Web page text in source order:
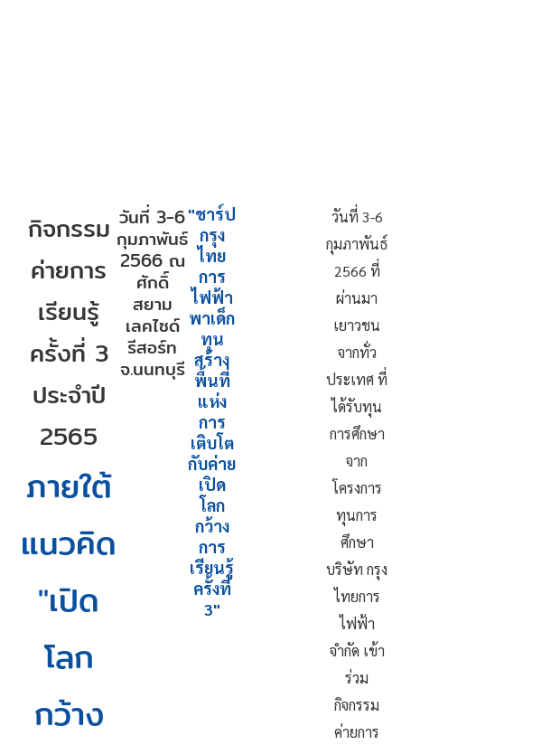
กิจกรรม
ค่ายการ
เรียนรู้
ครั้งที่ 3
ประจำปี
2565
ภายใต้
แนวคิด
"เปิด
โลก
กว้าง
วันที่ 3-6
กุมภาพันธ์
2566 ณ
ศักดิ์
สยาม
เลคไซด์
รีสอร์ท
จ.นนทบุรี
"ชาร์ป
กรุง
ไทย
การ
ไฟฟ้า
พาเด็ก
ทุน
สร้าง
พื้นที่
แห่ง
การ
เติบโต
กับค่าย
เปิด
โลก
กว้าง
การ
เรียนรู้
ครั้งที่
3"
วันที่ 3-6
กุมภาพันธ์
2566 ที่
ผ่านมา
เยาวชน
จากทั่ว
ประเทศ ที่
ได้รับทุน
การศึกษา
จาก
โครงการ
ทุนการ
ศึกษา
บริษัท กรุง
ไทยการ
ไฟฟ้า
จำกัด เข้า
ร่วม
กิจกรรม
ค่ายการ